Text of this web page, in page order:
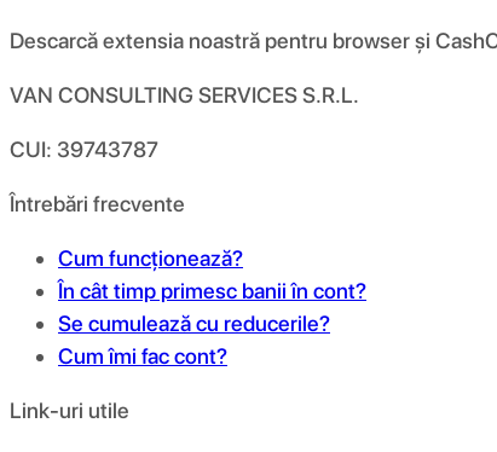
Descarcă extensia noastră pentru browser și
VAN CONSULTING SERVICES S.R.L.
CUI: 39743787
Întrebări frecvente
Cum funcționează?
În cât timp primesc banii în cont?
Se cumulează cu reducerile?
Cum îmi fac cont?
Link-uri utile